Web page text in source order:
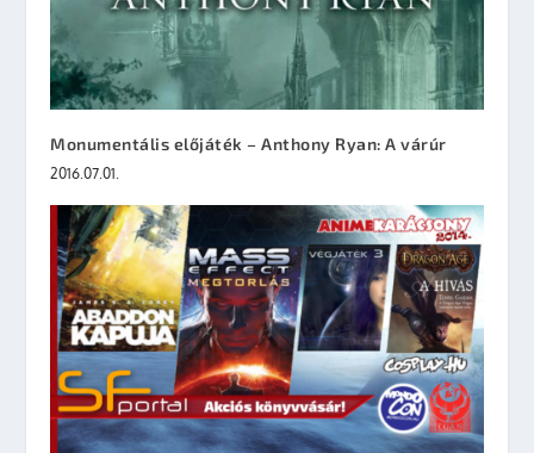
Monumentális előjáték – Anthony Ryan: A várúr
2016.07.01.